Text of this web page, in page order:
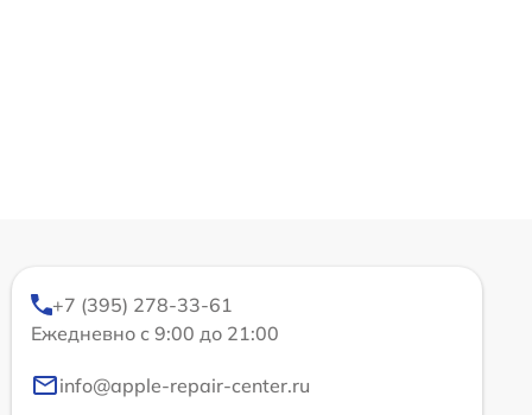
+7 (395) 278-33-61
Ежедневно с 9:00 до 21:00
info@apple-repair-center.ru